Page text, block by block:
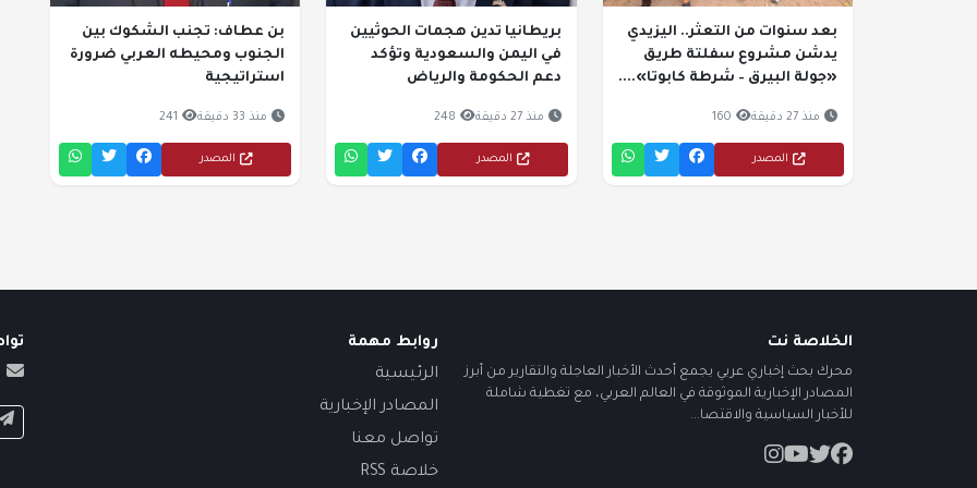
بعد سنوات من التعثر.. اليزيدي
يدشن مشروع سفلتة طريق
«جولة البيرق – شرطة كابوتا»....
منذ 27 دقيقة 160
المصدر
بريطانيا تدين هجمات الحوثيين
في اليمن والسعودية وتؤكد
دعم الحكومة والرياض
منذ 27 دقيقة 248
المصدر
بن عطاف: تجنب الشكوك بين
الجنوب ومحيطه العربي ضرورة
استراتيجية
منذ 33 دقيقة 241
المصدر
الخلاصة نت
محرك بحث إخباري عربي يجمع أحدث الأخبار العاجلة والتقارير من أبرز
المصادر الإخبارية الموثوقة في العالم العربي، مع تغطية شاملة
للأخبار السياسية والاقتصا...
روابط مهمة
الرئيسية
المصادر الإخبارية
تواصل معنا
خلاصة RSS